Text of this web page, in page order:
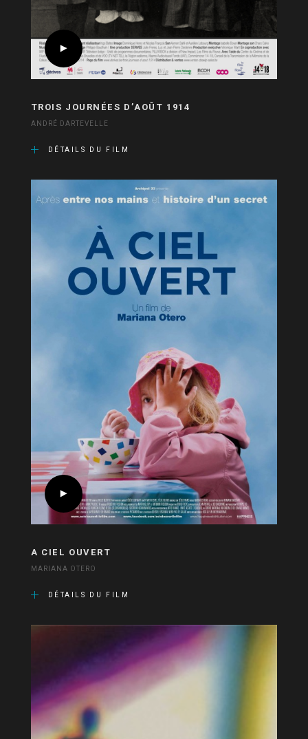
TROIS JOURNÉES D’AOÛT 1914
ANDRÉ DARTEVELLE
DÉTAILS DU FILM
A CIEL OUVERT
MARIANA OTERO
DÉTAILS DU FILM